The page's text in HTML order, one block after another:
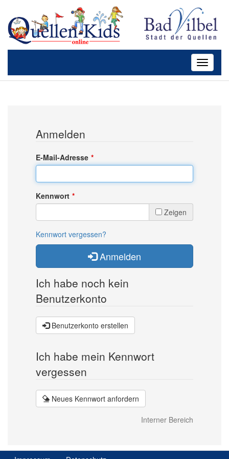
Toggle
Anmelden
E-Mail-Adresse
Kennwort
Zeigen
Kennwort vergessen?
Anmelden
Ich habe noch kein
Benutzerkonto
Benutzerkonto erstellen
Ich habe mein Kennwort
vergessen
Neues Kennwort anfordern
Interner Bereich